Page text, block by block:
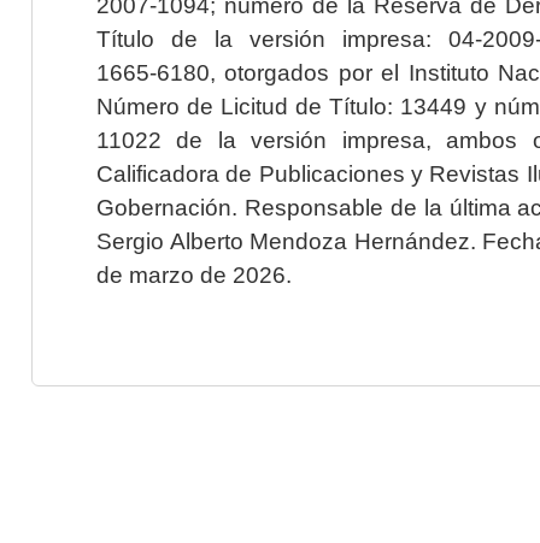
Título de la versión impresa: 04-2009-
1665-6180, otorgados por el Instituto
Número de Licitud de Título: 13449 y
11022 de la versión impresa, ambos
Calificadora de Publicaciones y Revistas
Gobernación. Responsable de la última
Sergio Alberto Mendoza Hernández.
de marzo de 2026.